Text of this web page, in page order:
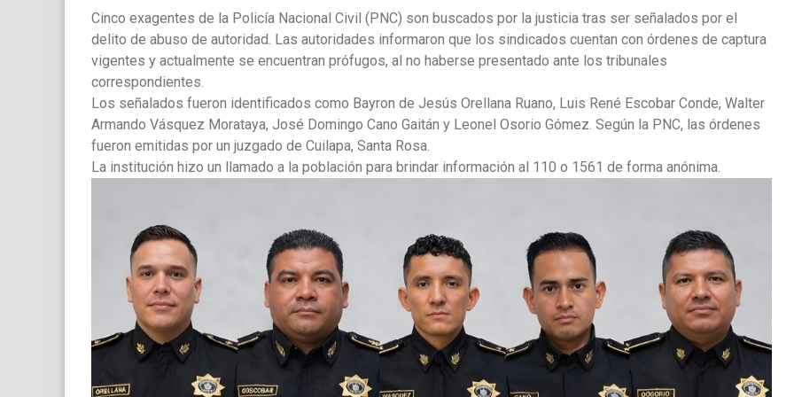
Cinco exagentes de la Policía Nacional Civil (PNC) son buscados por la justicia tras ser señalados por el
delito de abuso de autoridad. Las autoridades informaron que los sindicados cuentan con órdenes de captura
vigentes y actualmente se encuentran prófugos, al no haberse presentado ante los tribunales
correspondientes.
Los señalados fueron identificados como Bayron de Jesús Orellana Ruano, Luis René Escobar Conde, Walter
Armando Vásquez Morataya, José Domingo Cano Gaitán y Leonel Osorio Gómez. Según la PNC, las órdenes
fueron emitidas por un juzgado de Cuilapa, Santa Rosa.
La institución hizo un llamado a la población para brindar información al 110 o 1561 de forma anónima.